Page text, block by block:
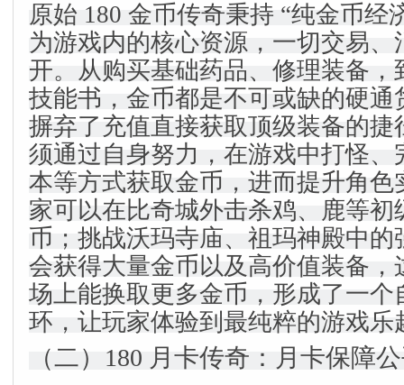
原始 180 金币传奇秉持 “纯金币经
为游戏内的核心资源，一切交易
开。从购买基础药品、修理装备，
技能书，金币都是不可或缺的硬通
摒弃了充值直接获取顶级装备的捷
须通过自身努力，在游戏中打怪、
本等方式获取金币，进而提升角色
家可以在比奇城外击杀鸡、鹿等初
币；挑战沃玛寺庙、祖玛神殿中的
会获得大量金币以及高价值装备，
场上能换取更多金币，形成了一个
环，让玩家体验到最纯粹的游戏乐
（二）180 月卡传奇：月卡保障